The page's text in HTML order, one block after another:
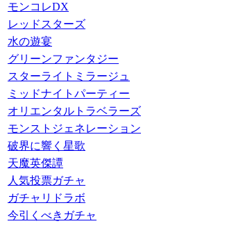
モンコレDX
レッドスターズ
水の遊宴
グリーンファンタジー
スターライトミラージュ
ミッドナイトパーティー
オリエンタルトラベラーズ
モンストジェネレーション
破界に響く星歌
天魔英傑譚
人気投票ガチャ
ガチャリドラボ
今引くべきガチャ